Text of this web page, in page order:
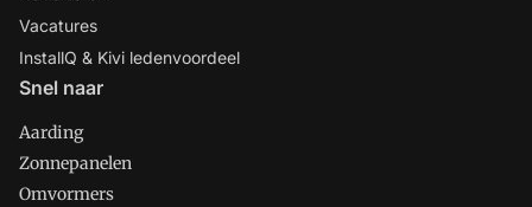
Vacatures
InstallQ & Kivi ledenvoordeel
Snel naar
Aarding
Zonnepanelen
Omvormers